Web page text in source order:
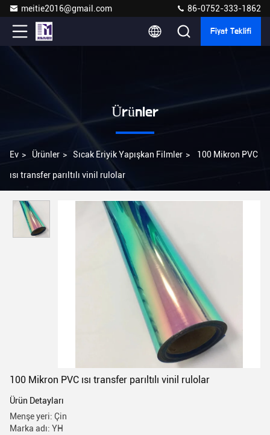
meitie2016@gmail.com 86-0752-333-1862
Fiyat Teklifi
Ürünler
Ev > Ürünler > Sıcak Eriyik Yapışkan Filmler > 100 Mikron PVC
ısı transfer parıltılı vinil rulolar
100 Mikron PVC ısı transfer parıltılı vinil rulolar
Ürün Detayları
Menşe yeri: Çin
Marka adı: YH